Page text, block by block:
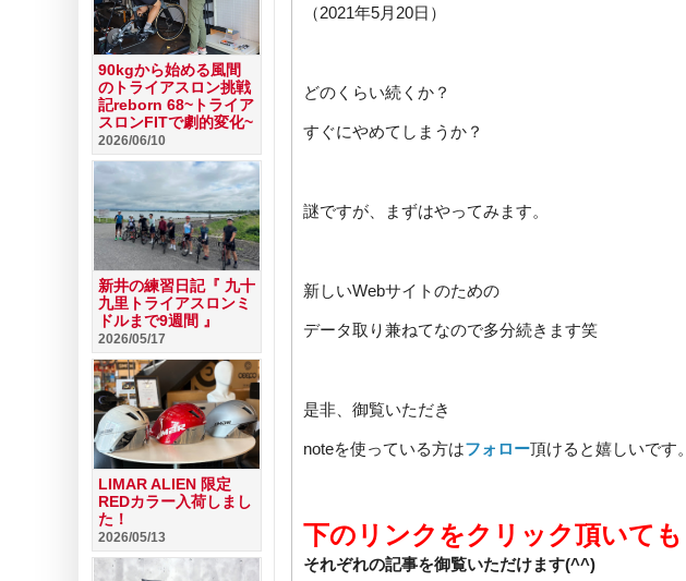
（2021年5月20日）
どのくらい続くか？
すぐにやめてしまうか？
謎ですが、まずはやってみます。
新しいWebサイトのための
データ取り兼ねてなので多分続きます笑
是非、御覧いただき
noteを使っている方はフォロー頂けると嬉しいです。
下のリンクをクリック頂いても
それぞれの記事を御覧いただけます(^^)
90kgから始める風間
のトライアスロン挑戦
記reborn 68~トライア
スロンFITで劇的変化~
2026/06/10
新井の練習日記『 九十
九里トライアスロンミ
ドルまで9週間 』
2026/05/17
LIMAR ALIEN 限定
REDカラー入荷しまし
た！
2026/05/13